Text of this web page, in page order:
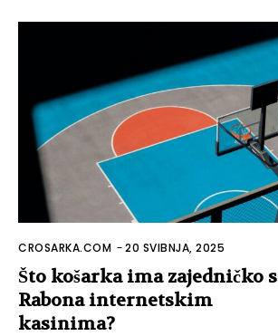
CROSARKA.COM -20 SVIBNJA, 2025
Što košarka ima zajedničko s
Rabona internetskim
kasinima?